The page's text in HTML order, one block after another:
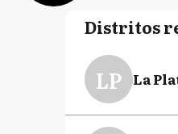
Distritos
LP La